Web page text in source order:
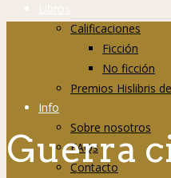
Libros
Calificaciones
Ficción
No ficción
Premios Hislibris
Info
Sobre nosotros
FAQs
Contacto
Guerra